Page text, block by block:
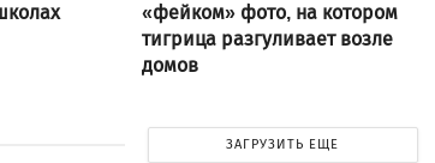
«фейком» фото, на котором
тигрица разгуливает возле
домов
ЗАГРУЗИТЬ ЕЩЕ